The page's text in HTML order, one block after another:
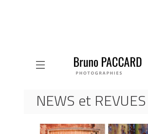
NEWS et
PRESSE